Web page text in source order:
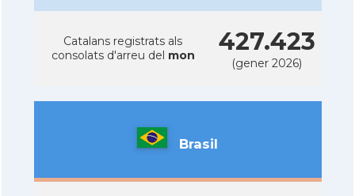
Catalans registrats als
consolats d'arreu del mon 427.423
(gener 2026)
Brasil